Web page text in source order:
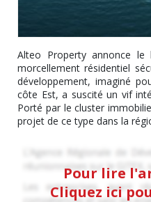
Alteo Property annonce le
morcellement résidentiel
développement, imaginé
côte Est, a suscité un vif
Porté par le cluster
projet de ce type dans la
Pour lire
Cliquez ici